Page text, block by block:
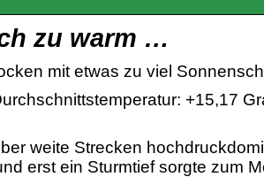
zu warm …
mit etwas zu viel
+15,17
weite Strecken
erst ein Sturmtief sorgte zum